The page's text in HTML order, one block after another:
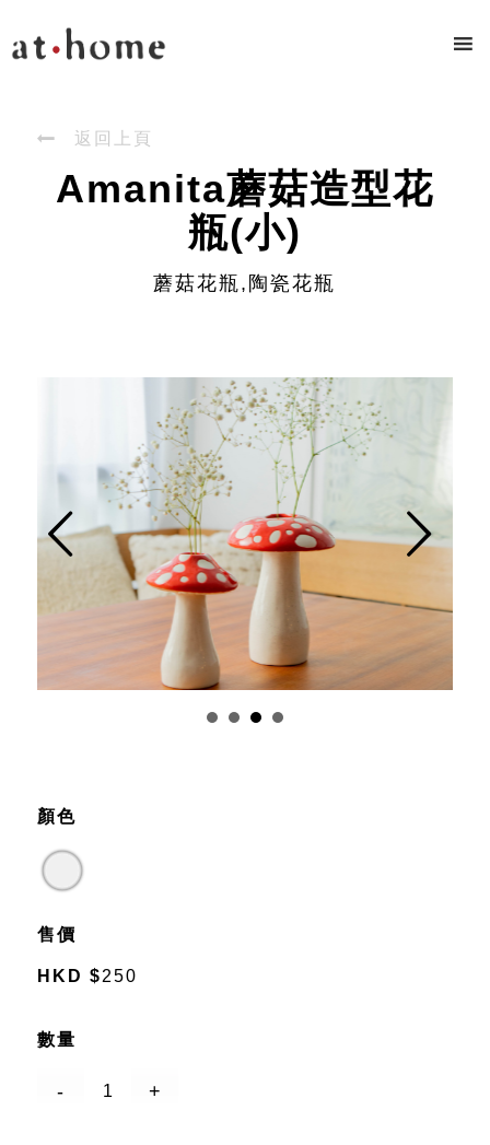
 返回上頁
Amanita蘑菇造型花
瓶(小)
蘑菇花瓶,陶瓷花瓶
Prev Next
顏色
售價
HKD $250
數量